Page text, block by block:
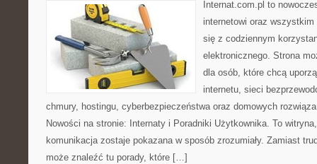
Internat.com.pl to
internetowi oraz
się z codziennym
elektronicznego. Strona
dla osób, które chcą
internetu, sieci
chmury, hostingu, cyberbezpieczeństwa oraz domowych
Nowości na stronie: Internaty i Poradniki Użytkownika. To
komunikacja zostaje pokazana w sposób zrozumiały. Zamiast
może znaleźć tu porady, które […]